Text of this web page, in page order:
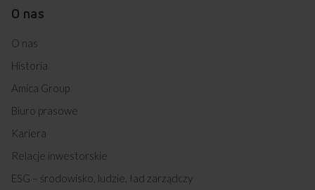
O nas
O nas
Historia
Amica Group
Biuro prasowe
Kariera
Relacje inwestorskie
ESG – środowisko, ludzie, ład zarządczy